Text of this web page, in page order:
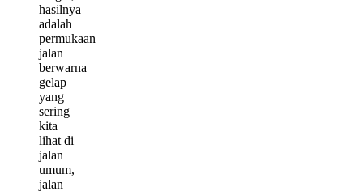
hasilnya
adalah
permukaan
jalan
berwarna
gelap
yang
sering
kita
lihat di
jalan
umum,
jalan